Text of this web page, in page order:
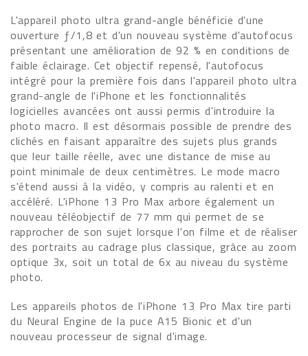
L'appareil photo ultra grand-angle bénéficie d'une
ouverture ƒ/1,8 et d'un nouveau système d'autofocus
présentant une amélioration de 92 % en conditions de
faible éclairage. Cet objectif repensé, l'autofocus
intégré pour la première fois dans l'appareil photo ultra
grand-angle de l'iPhone et les fonctionnalités
logicielles avancées ont aussi permis d'introduire la
photo macro. Il est désormais possible de prendre des
clichés en faisant apparaître des sujets plus grands
que leur taille réelle, avec une distance de mise au
point minimale de deux centimètres. Le mode macro
s'étend aussi à la vidéo, y compris au ralenti et en
accéléré. L'iPhone 13 Pro Max arbore également un
nouveau téléobjectif de 77 mm qui permet de se
rapprocher de son sujet lorsque l'on filme et de réaliser
des portraits au cadrage plus classique, grâce au zoom
optique 3x, soit un total de 6x au niveau du système
photo.
Les appareils photos de l'iPhone 13 Pro Max tire parti
du Neural Engine de la puce A15 Bionic et d'un
nouveau processeur de signal d'image.